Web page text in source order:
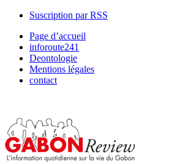
Suscription par RSS
Page d’accueil
inforoute241
Deontologie
Mentions légales
contact